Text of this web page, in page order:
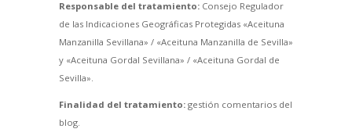
Responsable del tratamiento:Consejo Regulador
de las Indicaciones Geográficas Protegidas «Aceituna
Manzanilla Sevillana» / «Aceituna Manzanilla de Sevilla»
y «Aceituna Gordal Sevillana» / «Aceituna Gordal de
Sevilla».
Finalidad del tratamiento:gestión comentarios del
blog.